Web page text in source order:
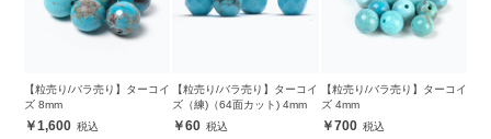
【粒売り/バラ売り】ターコイ
ズ 8mm
1,600
【粒売り/バラ売り】ターコイ
ズ（練)（64面カット) 4mm
60
【粒売り/バラ売り】ターコイ
ズ 4mm
700